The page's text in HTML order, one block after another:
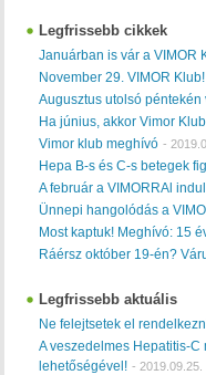
Legfrissebb cikkek
Januárban is vár a VIMOR
November 29. VIMOR Klub!
Augusztus utolsó
Ha június, akkor Vimor
Vimor klub meghívó -
Hepa B-s és C-s betegek
A február a VIMORRAl indul
Ünnepi hangolódás a
Most kaptuk! Meghívó: 15
Ráérsz október 19-én?
Legfrissebb aktuális
Ne felejtsetek el
A veszedelmes Hepatitis-
lehetőségével! - 2019.09.25.